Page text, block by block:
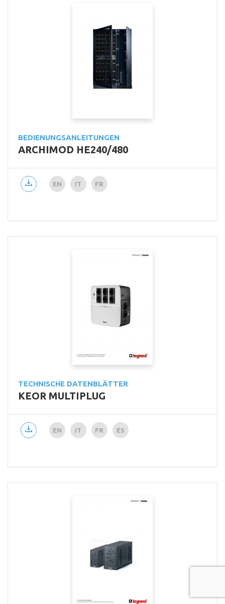
BEDIENUNGSANLEITUNGEN
ARCHIMOD HE240/480
EN IT FR
TECHNISCHE DATENBLÄTTER
KEOR MULTIPLUG
EN IT FR ES